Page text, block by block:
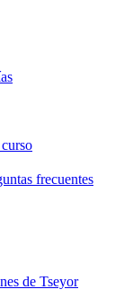
frecuentes
de Tseyor